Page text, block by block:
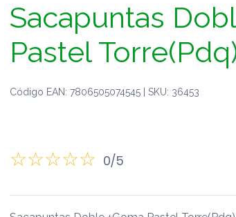
Sacapuntas
Pastel
Código EAN: 7806505074545 | SKU: 36453
0/5